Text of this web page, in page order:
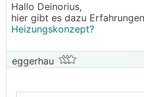
Hallo Deinorius,
hier gibt es dazu
Heizungskonzept?
eggerhau